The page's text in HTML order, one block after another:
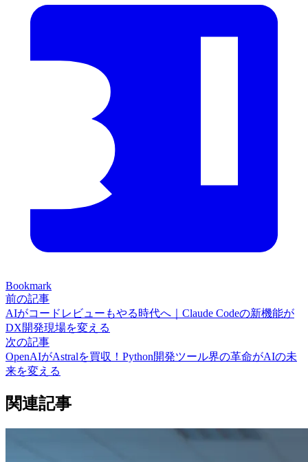
Bookmark
前の記事
AIがコードレビューもやる時代へ｜Claude Codeの新機能が
DX開発現場を変える
次の記事
OpenAIがAstralを買収！Python開発ツール界の革命がAIの未
来を変える
関連記事